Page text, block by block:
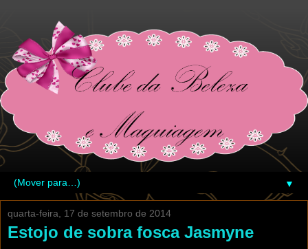
▼
quarta-feira, 17 de setembro de 2014
Estojo de sobra fosca Jasmyne